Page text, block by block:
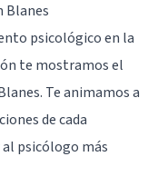
Blanes
psicológico en la
te mostramos el
Te animamos a
de cada
psicólogo más